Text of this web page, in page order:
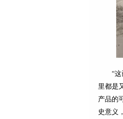
“
里都是
产品的
史意义